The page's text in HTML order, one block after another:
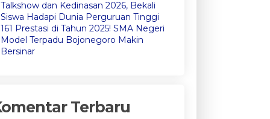
Talkshow dan Kedinasan 2026, Bekali
Siswa Hadapi Dunia Perguruan Tinggi
161 Prestasi di Tahun 2025! SMA Negeri
Model Terpadu Bojonegoro Makin
Bersinar
Terbaru